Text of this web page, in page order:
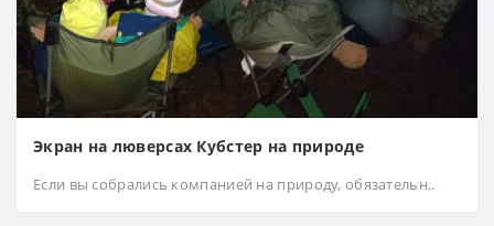
Экран на люверсах Кубстер на природе
Если вы собрались компанией на природу, обязательн..